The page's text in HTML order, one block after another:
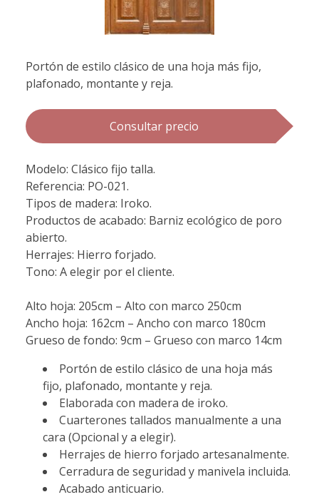
Portón de estilo clásico de una hoja más fijo,
plafonado, montante y reja.
Consultar precio
Modelo: Clásico fijo talla.
Referencia: PO-021.
Tipos de madera: Iroko.
Productos de acabado: Barniz ecológico de poro
abierto.
Herrajes: Hierro forjado.
Tono: A elegir por el cliente.
Alto hoja: 205cm – Alto con marco 250cm
Ancho hoja: 162cm – Ancho con marco 180cm
Grueso de fondo: 9cm – Grueso con marco 14cm
Portón de estilo clásico de una hoja más
fijo, plafonado, montante y reja.
Elaborada con madera de iroko.
Cuarterones tallados manualmente a una
cara (Opcional y a elegir).
Herrajes de hierro forjado artesanalmente.
Cerradura de seguridad y manivela incluida.
Acabado anticuario.